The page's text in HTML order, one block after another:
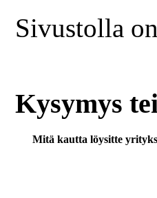
Sivustolla
Kysymys
Mitä kautta löysitte